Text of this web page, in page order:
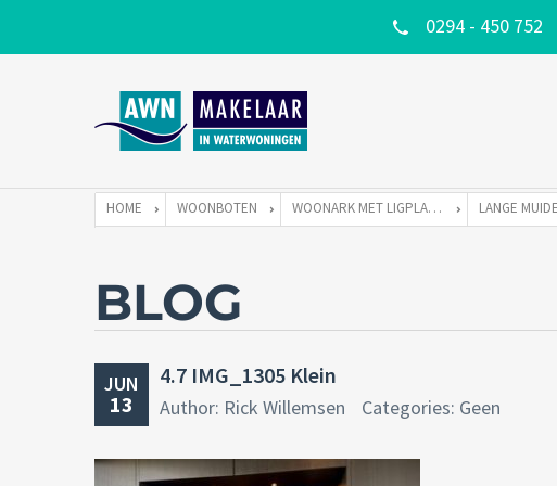
0294 - 450 752
HOME WOONBOTEN WOONARK MET LIGPLAATS
BLOG
JUN
13
4.7 IMG_1305 Klein
Author: Rick Willemsen Categories: Geen